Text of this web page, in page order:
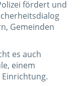
fördert und
Gemeinden
es auch
einem